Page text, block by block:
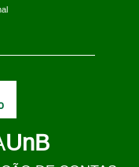
UnB